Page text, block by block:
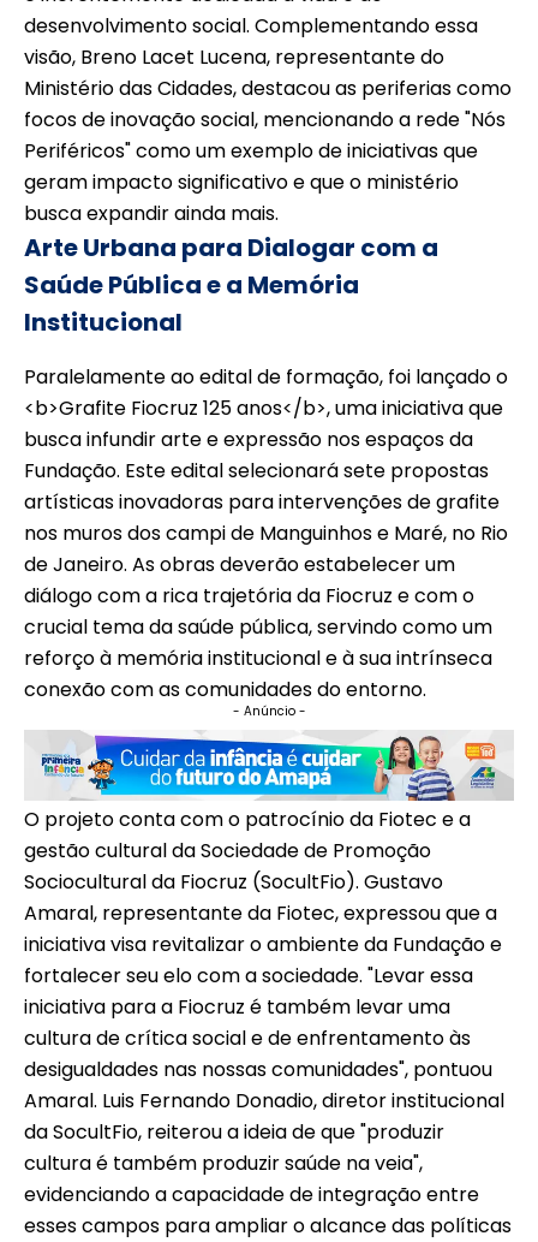
desenvolvimento social. Complementando essa
visão, Breno Lacet Lucena, representante do
Ministério das Cidades, destacou as periferias como
focos de inovação social, mencionando a rede "Nós
Periféricos" como um exemplo de iniciativas que
geram impacto significativo e que o ministério
busca expandir ainda mais.
Arte Urbana para Dialogar com a
Saúde Pública e a Memória
Institucional
Paralelamente ao edital de formação, foi lançado o
<b>Grafite Fiocruz 125 anos</b>, uma iniciativa que
busca infundir arte e expressão nos espaços da
Fundação. Este edital selecionará sete propostas
artísticas inovadoras para intervenções de grafite
nos muros dos campi de Manguinhos e Maré, no Rio
de Janeiro. As obras deverão estabelecer um
diálogo com a rica trajetória da Fiocruz e com o
crucial tema da saúde pública, servindo como um
reforço à memória institucional e à sua intrínseca
conexão com as comunidades do entorno.
- Anúncio -
O projeto conta com o patrocínio da Fiotec e a
gestão cultural da Sociedade de Promoção
Sociocultural da Fiocruz (SocultFio). Gustavo
Amaral, representante da Fiotec, expressou que a
iniciativa visa revitalizar o ambiente da Fundação e
fortalecer seu elo com a sociedade. "Levar essa
iniciativa para a Fiocruz é também levar uma
cultura de crítica social e de enfrentamento às
desigualdades nas nossas comunidades", pontuou
Amaral. Luis Fernando Donadio, diretor institucional
da SocultFio, reiterou a ideia de que "produzir
cultura é também produzir saúde na veia",
evidenciando a capacidade de integração entre
esses campos para ampliar o alcance das políticas